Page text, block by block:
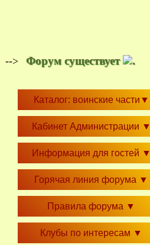
--> Форум существует .
Каталог: воинские части ▼
Кабинет Администрации ▼
Информация для гостей ▼
Горячая линия форума ▼
Правила форума ▼
Клубы по интересам ▼